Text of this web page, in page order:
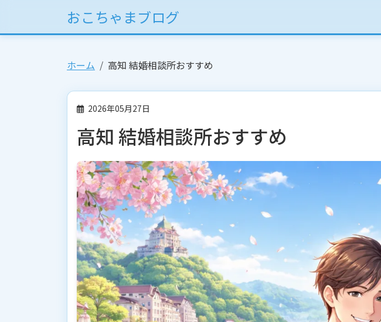
おこちゃまブログ
ホーム 高知 結婚相談所おすすめ
2026年05月27日
高知 結婚相談所おすすめ